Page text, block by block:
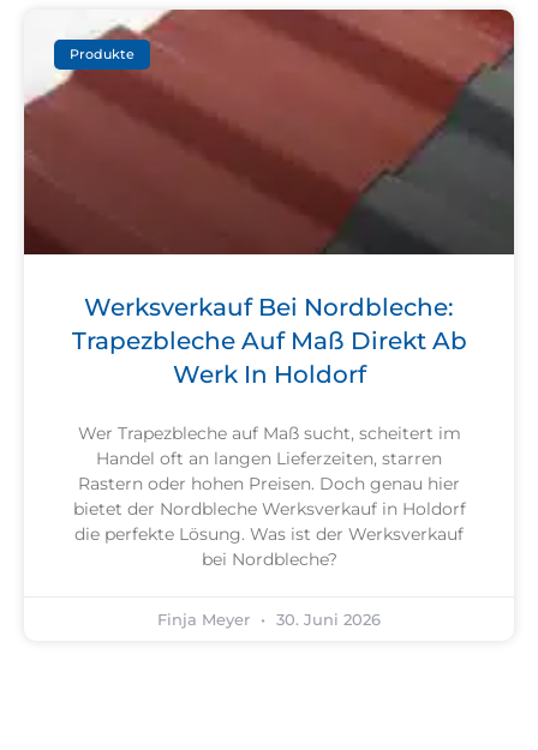
Produkte
Werksverkauf Bei Nordbleche:
Trapezbleche Auf Maß Direkt Ab
Werk In Holdorf
Wer Trapezbleche auf Maß sucht, scheitert im
Handel oft an langen Lieferzeiten, starren
Rastern oder hohen Preisen. Doch genau hier
bietet der Nordbleche Werksverkauf in Holdorf
die perfekte Lösung. Was ist der Werksverkauf
bei Nordbleche?
Finja Meyer 30. Juni 2026